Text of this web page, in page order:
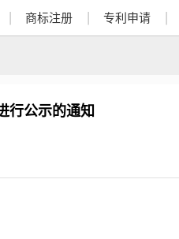
商标注册 专利申请
行公示的通知